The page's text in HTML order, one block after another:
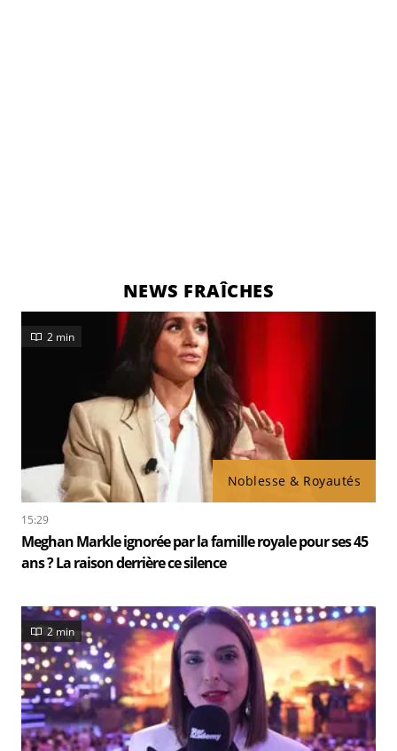
NEWS FRAÎCHES
Noblesse & Royautés
2 min
15:29
Meghan Markle ignorée par la famille royale pour ses 45
ans ? La raison derrière ce silence
2 min